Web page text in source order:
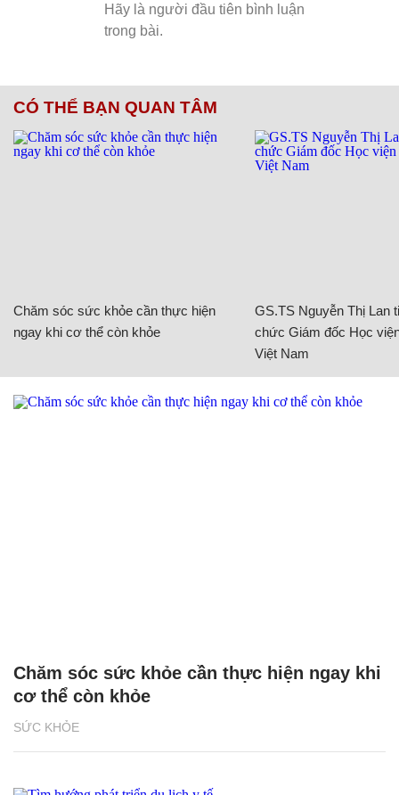
CÓ THỂ BẠN QUAN TÂM
Chăm sóc sức khỏe cần thực hiện
ngay khi cơ thể còn khỏe
GS.TS Nguyễn Thị Lan
chức Giám đốc Học
Việt Nam
SỨC KHỎE
Chăm sóc sức khỏe cần thực hiện ngay khi
cơ thể còn khỏe